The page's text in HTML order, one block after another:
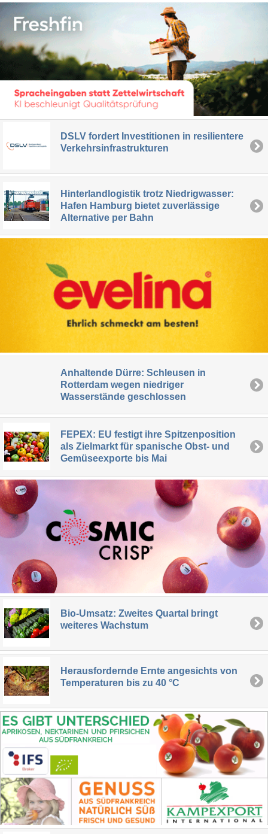
DSLV fordert Investitionen in resilientere
Verkehrsinfrastrukturen
Hinterlandlogistik trotz Niedrigwasser:
Hafen Hamburg bietet zuverlässige
Alternative per Bahn
Anhaltende Dürre: Schleusen in
Rotterdam wegen niedriger
Wasserstände geschlossen
FEPEX: EU festigt ihre Spitzenposition
als Zielmarkt für spanische Obst- und
Gemüseexporte bis Mai
Bio-Umsatz: Zweites Quartal bringt
weiteres Wachstum
Herausfordernde Ernte angesichts von
Temperaturen bis zu 40 °C